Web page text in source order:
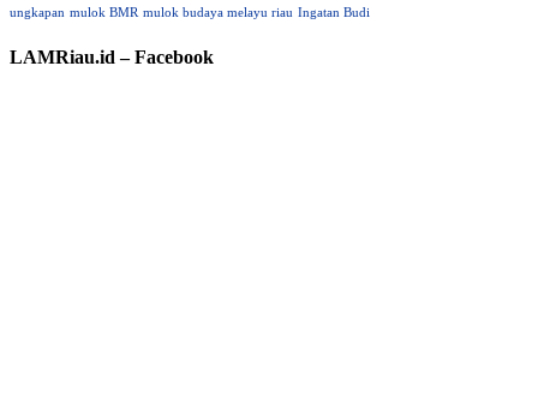
ungkapan mulok BMR mulok budaya melayu riau Ingatan Budi
LAMRiau.id – Facebook